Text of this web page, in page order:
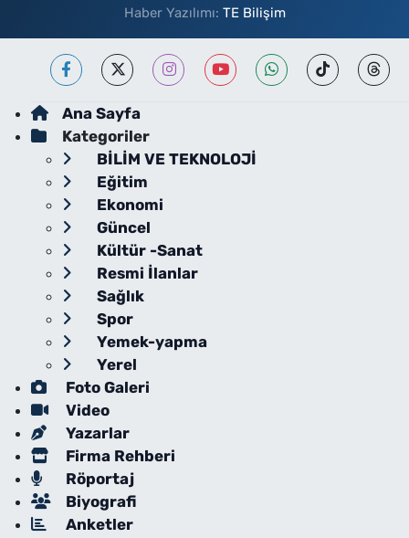
Haber Yazılımı: TE Bilişim
Ana Sayfa
Kategoriler
BİLİM VE TEKNOLOJİ
Eğitim
Ekonomi
Güncel
Kültür -Sanat
Resmi İlanlar
Sağlık
Spor
Yemek-yapma
Yerel
Foto Galeri
Video
Yazarlar
Firma Rehberi
Röportaj
Biyografi
Anketler